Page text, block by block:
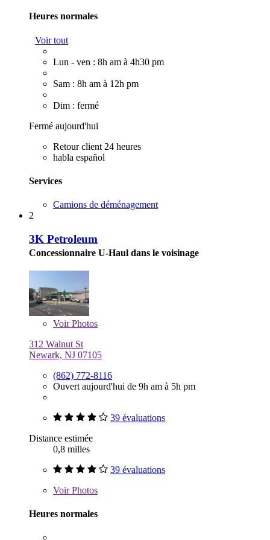
Heures normales
Voir tout
Lun - ven : 8h am à 4h30 pm
Sam : 8h am à 12h pm
Dim : fermé
Fermé aujourd'hui
Retour client 24 heures
habla español
Services
Camions de déménagement
2
3K Petroleum
Concessionnaire U-Haul dans le voisinage
VoirPhotos
312 Walnut St
Newark, NJ 07105
(862) 772-8116
Ouvert aujourd'hui de 9h am à 5h pm
39 évaluations
Distance estimée
0,8 milles
39 évaluations
VoirPhotos
Heures normales